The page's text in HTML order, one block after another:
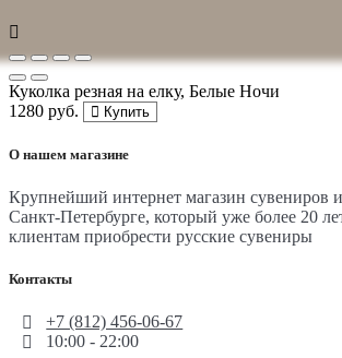
Куколка резная на елку, Белые Ночи
1280 руб.
Купить
О нашем магазине
Крупнейший интернет магазин сувениров
Санкт-Петербурге, который уже более 20
клиентам приобрести русские сувениры
Контакты
+7 (812) 456-06-67
10:00 - 22:00